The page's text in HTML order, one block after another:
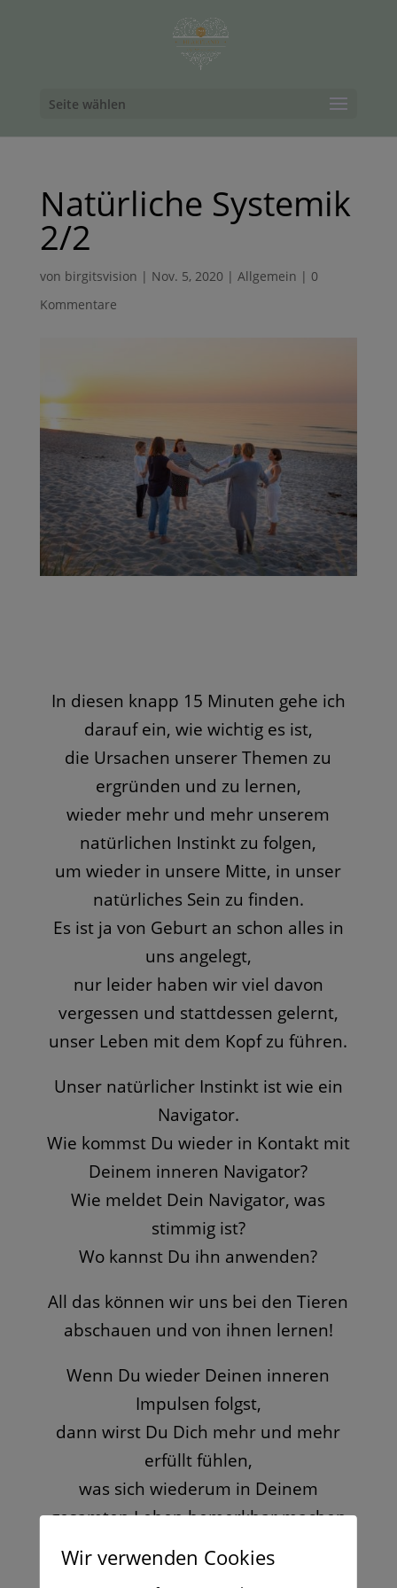
Seite wählen
Natürliche Systemik
2/2
von birgitsvision | Nov. 5, 2020 | Allgemein | 0
Kommentare
In diesen knapp 15 Minuten gehe ich
darauf ein, wie wichtig es ist,
die Ursachen unserer Themen zu
ergründen und zu lernen,
wieder mehr und mehr unserem
natürlichen Instinkt zu folgen,
um wieder in unsere Mitte, in unser
natürliches Sein zu finden.
Es ist ja von Geburt an schon alles in
uns angelegt,
nur leider haben wir viel davon
vergessen und stattdessen gelernt,
unser Leben mit dem Kopf zu führen.
Unser natürlicher Instinkt ist wie ein
Navigator.
Wie kommst Du wieder in Kontakt mit
Deinem inneren Navigator?
Wie meldet Dein Navigator, was
stimmig ist?
Wo kannst Du ihn anwenden?
All das können wir uns bei den Tieren
abschauen und von ihnen lernen!
Wenn Du wieder Deinen inneren
Impulsen folgst,
dann wirst Du Dich mehr und mehr
erfüllt fühlen,
was sich wiederum in Deinem
gesamten Leben bemerkbar machen
wird.
Wir verwenden Cookies